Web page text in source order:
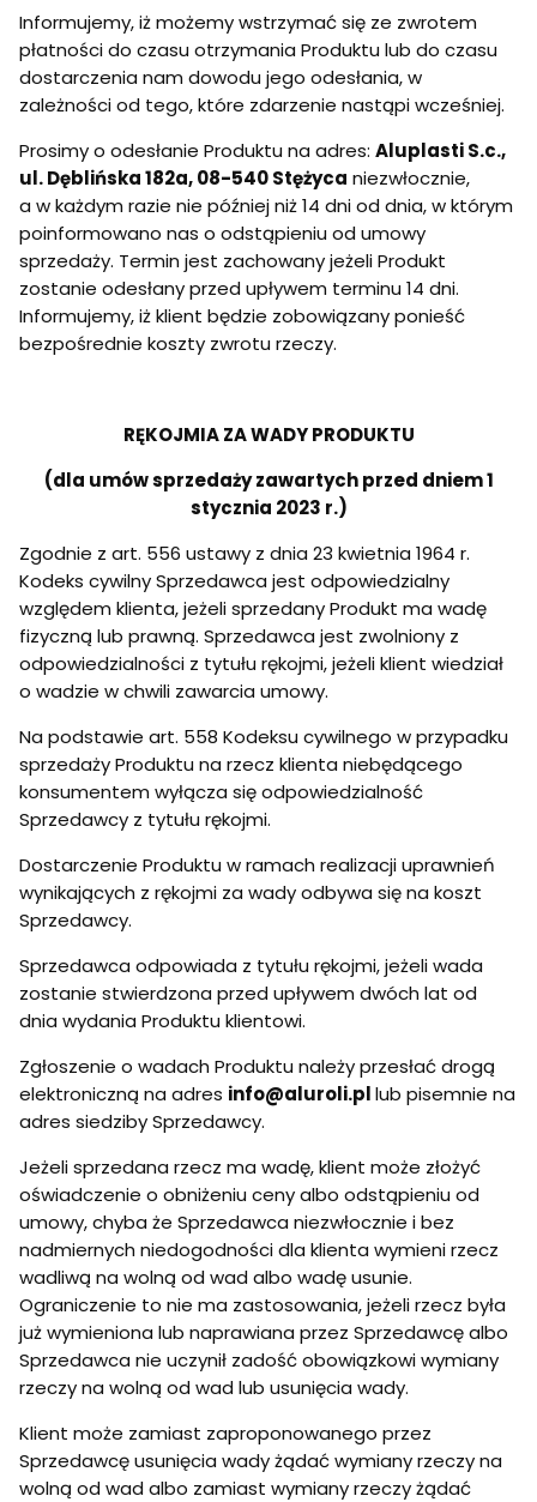
Informujemy, iż możemy wstrzymać się ze zwrotem
płatności do czasu otrzymania Produktu lub do czasu
dostarczenia nam dowodu jego odesłania, w
zależności od tego, które zdarzenie nastąpi wcześniej.
Prosimy o odesłanie Produktu na adres: Aluplasti S.c.,
ul. Dęblińska 182a, 08-540 Stężyca niezwłocznie,
a w każdym razie nie później niż 14 dni od dnia, w którym
poinformowano nas o odstąpieniu od umowy
sprzedaży. Termin jest zachowany jeżeli Produkt
zostanie odesłany przed upływem terminu 14 dni.
Informujemy, iż klient będzie zobowiązany ponieść
bezpośrednie koszty zwrotu rzeczy.
RĘKOJMIA ZA WADY PRODUKTU
(dla umów sprzedaży zawartych przed dniem 1
stycznia 2023 r.)
Zgodnie z art. 556 ustawy z dnia 23 kwietnia 1964 r.
Kodeks cywilny Sprzedawca jest odpowiedzialny
względem klienta, jeżeli sprzedany Produkt ma wadę
fizyczną lub prawną. Sprzedawca jest zwolniony z
odpowiedzialności z tytułu rękojmi, jeżeli klient wiedział
o wadzie w chwili zawarcia umowy.
Na podstawie art. 558 Kodeksu cywilnego w przypadku
sprzedaży Produktu na rzecz klienta niebędącego
konsumentem wyłącza się odpowiedzialność
Sprzedawcy z tytułu rękojmi.
Dostarczenie Produktu w ramach realizacji uprawnień
wynikających z rękojmi za wady odbywa się na koszt
Sprzedawcy.
Sprzedawca odpowiada z tytułu rękojmi, jeżeli wada
zostanie stwierdzona przed upływem dwóch lat od
dnia wydania Produktu klientowi.
Zgłoszenie o wadach Produktu należy przesłać drogą
elektroniczną na adres info@aluroli.pllub pisemnie na
adres siedziby Sprzedawcy.
Jeżeli sprzedana rzecz ma wadę, klient może złożyć
oświadczenie o obniżeniu ceny albo odstąpieniu od
umowy, chyba że Sprzedawca niezwłocznie i bez
nadmiernych niedogodności dla klienta wymieni rzecz
wadliwą na wolną od wad albo wadę usunie.
Ograniczenie to nie ma zastosowania, jeżeli rzecz była
już wymieniona lub naprawiana przez Sprzedawcę albo
Sprzedawca nie uczynił zadość obowiązkowi wymiany
rzeczy na wolną od wad lub usunięcia wady.
Klient może zamiast zaproponowanego przez
Sprzedawcę usunięcia wady żądać wymiany rzeczy na
wolną od wad albo zamiast wymiany rzeczy żądać